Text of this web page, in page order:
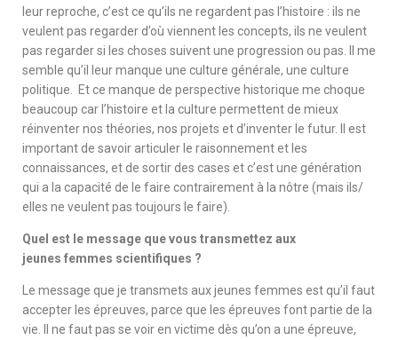
leur reproche, c’est ce qu’ils ne regardent pas l’histoire : ils ne
veulent pas regarder d’où viennent les concepts, ils ne veulent
pas regarder si les choses suivent une progression ou pas. Il me
semble qu’il leur manque une culture générale, une culture
politique. Et ce manque de perspective historique me choque
beaucoup car l’histoire et la culture permettent de mieux
réinventer nos théories, nos projets et d’inventer le futur. Il est
important de savoir articuler le raisonnement et les
connaissances, et de sortir des cases et c’est une génération
qui a la capacité de le faire contrairement à la nôtre (mais ils/
elles ne veulent pas toujours le faire).
Quel est le message que vous transmettez aux
jeunes femmes scientifiques ?
Le message que je transmets aux jeunes femmes est qu’il faut
accepter les épreuves, parce que les épreuves font partie de la
vie. Il ne faut pas se voir en victime dès qu’on a une épreuve,